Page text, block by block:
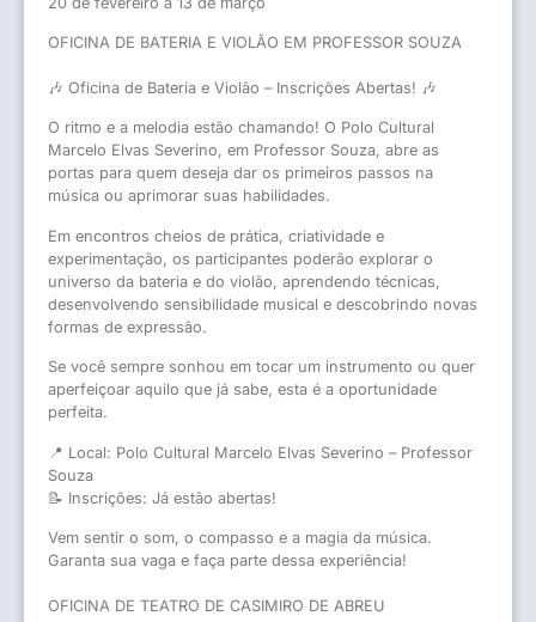
OFICINA DE BATERIA E VIOLÃO EM PROFESSOR SOUZA
🎶 Oficina de Bateria e Violão – Inscrições Abertas! 🎶
O ritmo e a melodia estão chamando! O Polo Cultural
Marcelo Elvas Severino, em Professor Souza, abre as
portas para quem deseja dar os primeiros passos na
música ou aprimorar suas habilidades.
Em encontros cheios de prática, criatividade e
experimentação, os participantes poderão explorar o
universo da bateria e do violão, aprendendo técnicas,
desenvolvendo sensibilidade musical e descobrindo novas
formas de expressão.
Se você sempre sonhou em tocar um instrumento ou quer
aperfeiçoar aquilo que já sabe, esta é a oportunidade
perfeita.
📍 Local: Polo Cultural Marcelo Elvas Severino – Professor
Souza
📝 Inscrições: Já estão abertas!
Vem sentir o som, o compasso e a magia da música.
Garanta sua vaga e faça parte dessa experiência!
OFICINA DE TEATRO DE CASIMIRO DE ABREU